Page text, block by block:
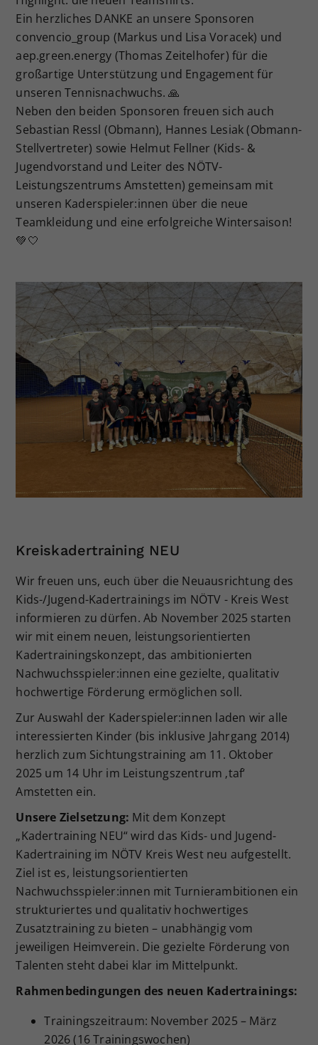
Ein herzliches DANKE an unsere Sponsoren
convencio_group (Markus und Lisa Voracek) und
aep.green.energy (Thomas Zeitelhofer) für die
großartige Unterstützung und Engagement für
unseren Tennisnachwuchs. 🙏
Neben den beiden Sponsoren freuen sich auch
Sebastian Ressl (Obmann), Hannes Lesiak (Obmann-
Stellvertreter) sowie Helmut Fellner (Kids- &
Jugendvorstand und Leiter des NÖTV-
Leistungszentrums Amstetten) gemeinsam mit
unseren Kaderspieler:innen über die neue
Teamkleidung und eine erfolgreiche Wintersaison!
💚🤍
Kreiskadertraining NEU
Wir freuen uns, euch über die Neuausrichtung des
Kids-/Jugend-Kadertrainings im NÖTV - Kreis West
informieren zu dürfen. Ab November 2025 starten
wir mit einem neuen, leistungsorientierten
Kadertrainingskonzept, das ambitionierten
Nachwuchsspieler:innen eine gezielte, qualitativ
hochwertige Förderung ermöglichen soll.
Zur Auswahl der Kaderspieler:innen laden wir alle
interessierten Kinder (bis inklusive Jahrgang 2014)
herzlich zum Sichtungstraining am 11. Oktober
2025 um 14 Uhr im Leistungszentrum ‚taf‘
Amstetten ein.
Unsere Zielsetzung: Mit dem Konzept
„Kadertraining NEU“ wird das Kids- und Jugend-
Kadertraining im NÖTV Kreis West neu aufgestellt.
Ziel ist es, leistungsorientierten
Nachwuchsspieler:innen mit Turnierambitionen ein
strukturiertes und qualitativ hochwertiges
Zusatztraining zu bieten – unabhängig vom
jeweiligen Heimverein. Die gezielte Förderung von
Talenten steht dabei klar im Mittelpunkt.
Rahmenbedingungen des neuen Kadertrainings:
Trainingszeitraum: November 2025 – März
2026 (16 Trainingswochen)